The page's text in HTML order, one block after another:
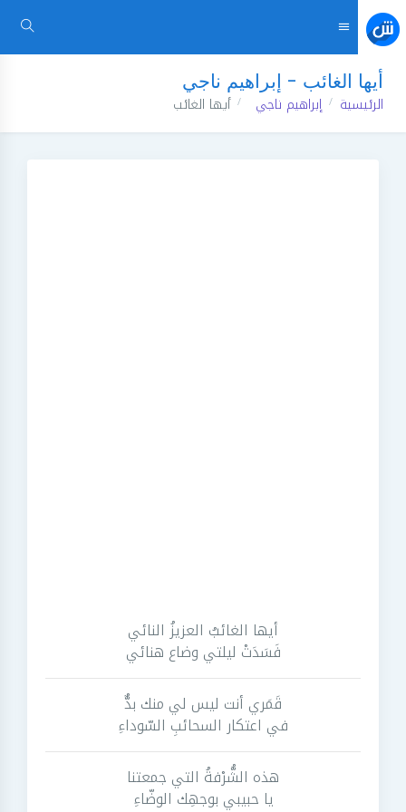
أيها الغائب - إبراهيم ناجي
الرئيسية إبراهيم ناجي أيها الغائب
أيها الغائبُ العزيزُ النائي
فَسَدَتْ ليلتي وضاع هنائي
قَمَري أنت ليس لي منك بدٌّ
في اعتكار السحائبِ السّوداءِ
هذه الشُّرْفةُ التي جمعتنا
يا حبيبي بوجهِك الوضّاءِ